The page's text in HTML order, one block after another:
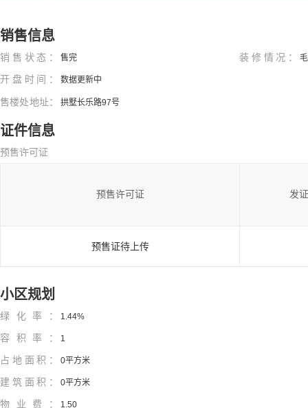
销售信息
销售状态： 售完 装修情况：
开盘时间： 数据更新中
售楼处地址： 拱墅长乐路97号
证件信息
预售许可证
预售许可证 发
预售证待上传
小区规划
绿化率： 1.44%
容积率： 1
占地面积： 0平方米
建筑面积： 0平方米
物业费： 1.50